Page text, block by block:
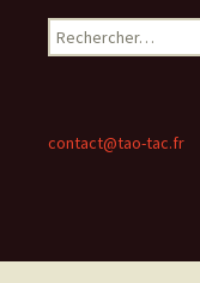
Rechercher :
contact@tao-tac.fr